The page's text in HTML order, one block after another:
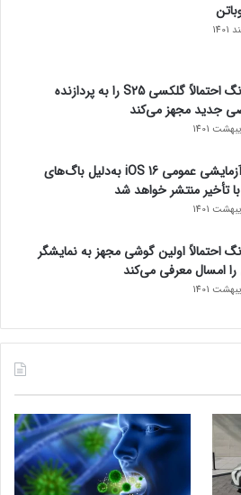
سامسونگ احتمالاً گلکسی S25 را به پردازنده
جدید مجهز می‌کند
نسخه آزمایشی عمومی iOS 16 به‌دلیل باگ‌های
تأخیر منتشر خواهد شد
احتمالاً اولین گوشی مجهز به نمایشگر
امسال معرفی می‌کند